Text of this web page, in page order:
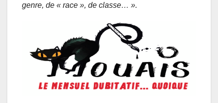
genre, de « race », de classe… ».